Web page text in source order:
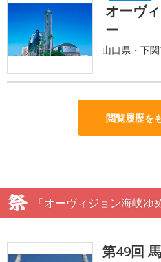
オーヴ
ー
山口県・下
閲覧履歴を
「オーヴィジョン海峡
第49回